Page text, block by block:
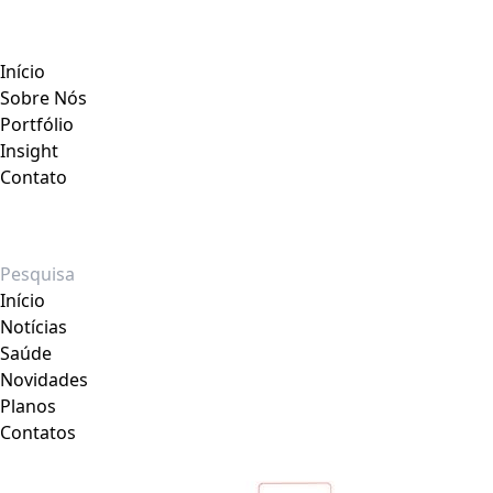
Início
Sobre Nós
Portfólio
Insight
Contato
Início
Notícias
Saúde
Novidades
Planos
Contatos